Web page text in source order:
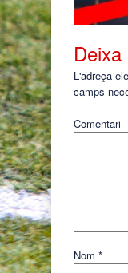
L'adreça
camps
Comentari
Nom *